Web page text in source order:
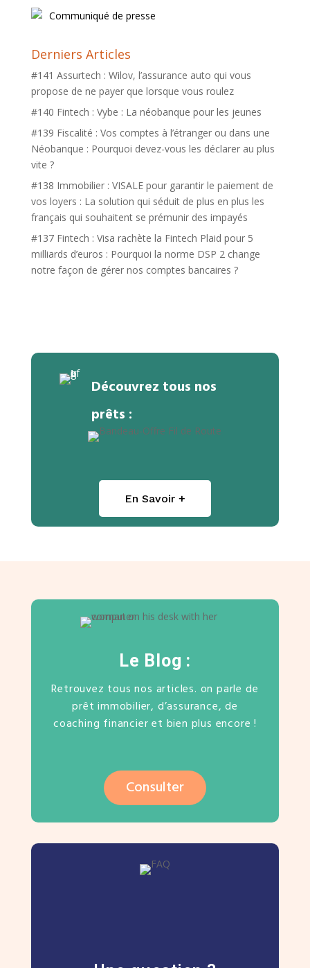
Communiqué de presse
Derniers Articles
#141 Assurtech : Wilov, l’assurance auto qui vous
propose de ne payer que lorsque vous roulez
#140 Fintech : Vybe : La néobanque pour les jeunes
#139 Fiscalité : Vos comptes à l’étranger ou dans une
Néobanque : Pourquoi devez-vous les déclarer au plus
vite ?
#138 Immobilier : VISALE pour garantir le paiement de
vos loyers : La solution qui séduit de plus en plus les
français qui souhaitent se prémunir des impayés
#137 Fintech : Visa rachète la Fintech Plaid pour 5
milliards d’euros : Pourquoi la norme DSP 2 change
notre façon de gérer nos comptes bancaires ?
Découvrez tous nos
prêts :
En Savoir +
Le Blog :
Retrouvez tous nos articles. on parle de
prêt immobilier, d’assurance, de
coaching financier et bien plus encore !
Consulter